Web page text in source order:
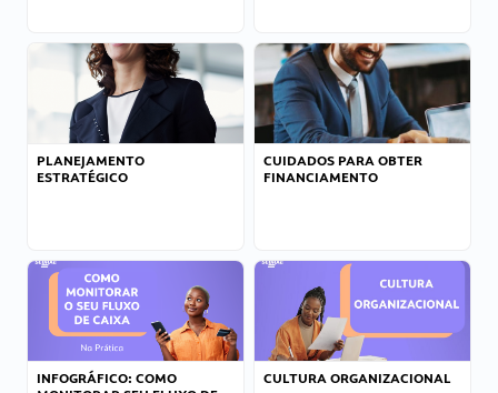
PLANEJAMENTO
ESTRATÉGICO
CUIDADOS PARA OBTER
FINANCIAMENTO
INFOGRÁFICO: COMO
CULTURA ORGANIZACIONAL